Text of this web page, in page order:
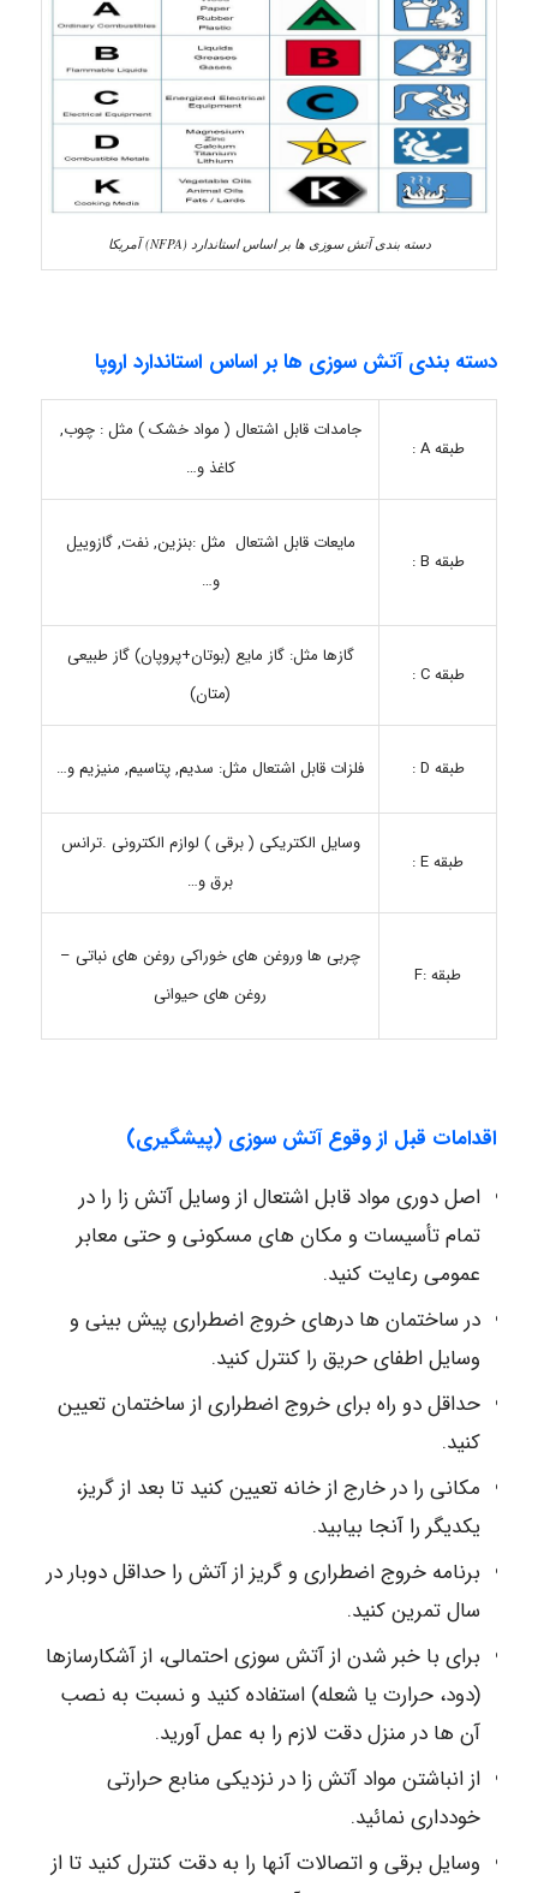
دسته بندی آتش سوزی ها بر اساس استاندارد (NFPA) آمریکا
دسته بندی آتش سوزی ها بر اساس استاندارد اروپا
طبقه A :
جامدات قابل اشتعال ( مواد خشک ) مثل : چوب,
کاغذ و…
طبقه B :
مایعات قابل اشتعال مثل :بنزین, نفت, گازوییل
و…
طبقه C :
گازها مثل: گاز مایع (بوتان+پروپان) گاز طبیعی
(متان)
طبقه D : فلزات قابل اشتعال مثل: سدیم, پتاسیم, منیزیم و…
طبقه E :
وسایل الکتریکی ( برقی ) لوازم الکترونی .ترانس
برق و…
طبقه :F
چربی ها وروغن های خوراکی روغن های نباتی –
روغن های حیوانی
اقدامات قبل از وقوع آتش سوزی (پیشگیری)
اصل دوری مواد قابل اشتعال از وسایل آتش زا را در
تمام تأسیسات و مکان های مسکونی و حتی معابر
عمومی رعایت کنید.
در ساختمان ها درهای خروج اضطراری پیش بینی و
وسایل اطفای حریق را کنترل کنید.
حداقل دو راه برای خروج اضطراری از ساختمان تعیین
کنید.
مکانی را در خارج از خانه تعیین کنید تا بعد از گریز،
یکدیگر را آنجا بیابید.
برنامه خروج اضطراری و گریز از آتش را حداقل دوبار در
سال تمرین کنید.
برای با خبر شدن از آتش سوزی احتمالی، از آشکارسازها
(دود، حرارت یا شعله) استفاده کنید و نسبت به نصب
آن ها در منزل دقت لازم را به عمل آورید.
از انباشتن مواد آتش زا در نزدیکی منابع حرارتی
خودداری نمائید.
وسایل برقی و اتصالات آنها را به دقت کنترل کنید تا از